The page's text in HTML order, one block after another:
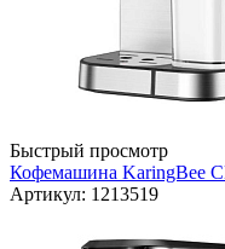
Быстрый просмотр
Кофемашина KaringBee
Артикул: 1213519